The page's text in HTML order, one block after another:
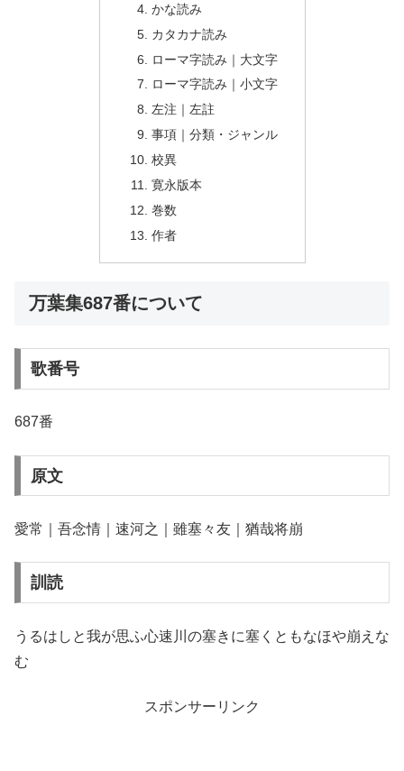
かな読み
カタカナ読み
ローマ字読み｜大文字
ローマ字読み｜小文字
左注｜左註
事項｜分類・ジャンル
校異
寛永版本
巻数
作者
万葉集687番について
歌番号
687番
原文
愛常｜吾念情｜速河之｜雖塞々友｜猶哉将崩
訓読
うるはしと我が思ふ心速川の塞きに塞くともなほや崩えな
む
スポンサーリンク